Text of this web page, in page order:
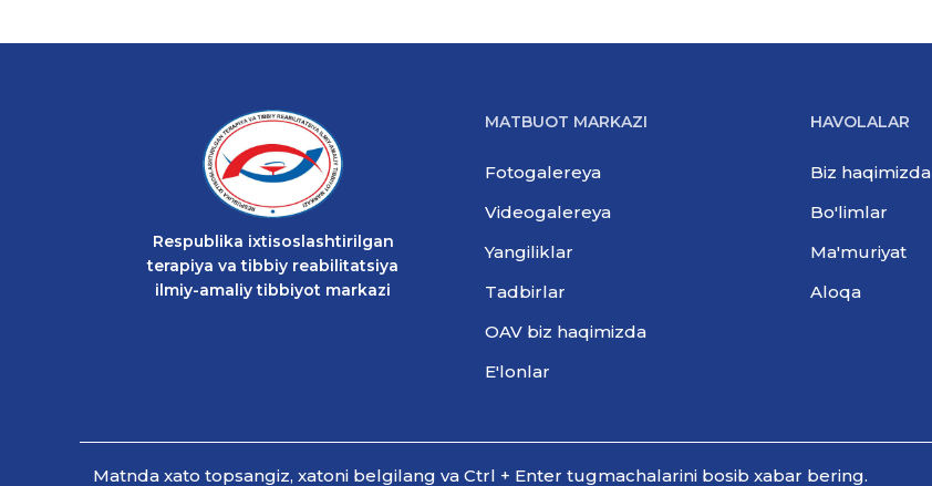
Respublika ixtisoslashtirilgan
terapiya va tibbiy reabilitatsiya
ilmiy-amaliy tibbiyot markazi
MATBUOT MARKAZI
Fotogalereya
Videogalereya
Yangiliklar
Tadbirlar
OAV biz haqimizda
E'lonlar
HAVOLALAR
Biz haqimizda
Bo'limlar
Ma'muriyat
Aloqa
Мatnda xato topsangiz, xatoni belgilang va Ctrl + Enter tugmachalarini bosib xabar bering.